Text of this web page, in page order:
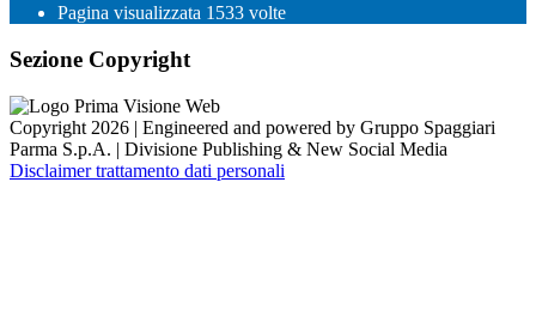
Pagina visualizzata 1533 volte
Sezione Copyright
Copyright 2026 | Engineered and powered by Gruppo Spaggiari
Parma S.p.A. | Divisione Publishing & New Social Media
Disclaimer trattamento dati personali